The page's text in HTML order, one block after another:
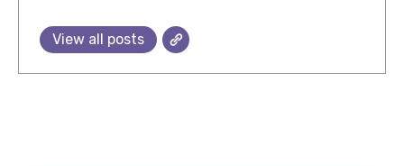
View all posts